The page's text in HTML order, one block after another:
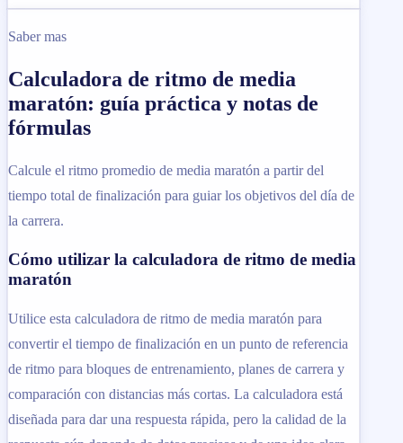
Saber mas
Calculadora de ritmo de media
maratón: guía práctica y notas de
fórmulas
Calcule el ritmo promedio de media maratón a partir del
tiempo total de finalización para guiar los objetivos del día de
la carrera.
Cómo utilizar la calculadora de ritmo de media
maratón
Utilice esta calculadora de ritmo de media maratón para
convertir el tiempo de finalización en un punto de referencia
de ritmo para bloques de entrenamiento, planes de carrera y
comparación con distancias más cortas. La calculadora está
diseñada para dar una respuesta rápida, pero la calidad de la